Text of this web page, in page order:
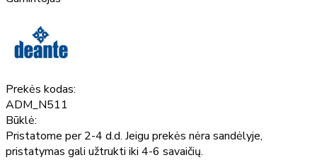
Prekės kodas:
ADM_N511
Būklė:
Pristatome per 2-4 d.d. Jeigu prekės nėra sandėlyje,
pristatymas gali užtrukti iki 4-6 savaičių.